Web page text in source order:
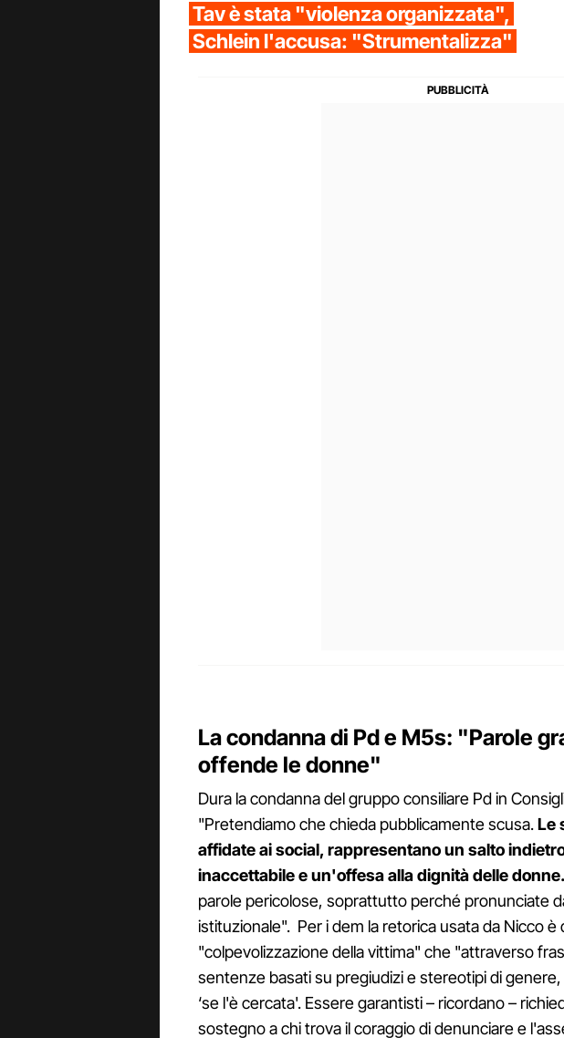
Tav è stata "violenza organizzata",
Schlein l'accusa: "Strumentalizza"
La condanna di Pd e M5s: "Parole
offende le donne"
Dura la condanna del gruppo consiliare Pd in
"Pretendiamo che chieda pubblicamente scusa.Le
affidate ai social, rappresentano un salto
inaccettabile e un'offesa alla dignità delle donne.
parole pericolose, soprattutto perché pronunciate
istituzionale". Per i dem la retorica usata da Nicco è
"colpevolizzazione della vittima" che "attraverso
sentenze basati su pregiudizi e stereotipi di
‘se l'è cercata'. Essere garantisti – ricordano –
sostegno a chi trova il coraggio di denunciare e